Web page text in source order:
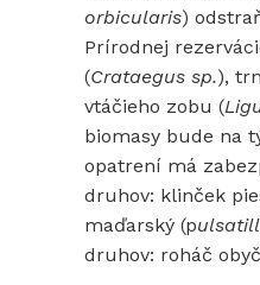
orbicularis)
Prírodnej
(Crataegus sp.),
vtáčieho zobu (
biomasy bude na
opatrení má
druhov: klinček
maďarský (p
druhov: roháč